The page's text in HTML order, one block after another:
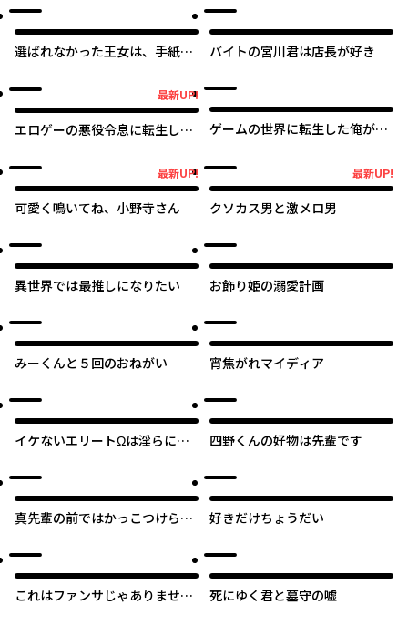
ました。
選ばれなかった王女は、手紙を
バイトの宮川君は店長が好き
最新UP!
エロゲーの悪役令息に転生した
い
ゲームの世界に転生した俺が
最新UP!
可愛く鳴いてね、小野寺さん
最新UP!
クソカス男と激メロ男
異世界では最推しになりたい お飾り姫の溺愛計画
みーくんと５回のおねがい 宵焦がれマイディア
イケないエリートΩは淫らにと
四野くんの好物は先輩です
真先輩の前ではかっこつけられ
好きだけちょうだい
これはファンサじゃありませ
死にゆく君と墓守の嘘